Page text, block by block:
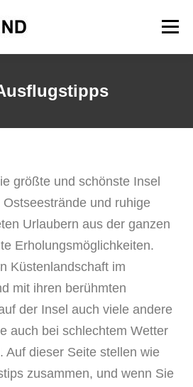
Menü
größte und schönste Insel
und ruhige
Urlaubern aus der ganzen
Erholungsmöglichkeiten.
Küstenlandschaft im
mit ihren berühmten
der Insel auch viele andere
auch bei schlechtem Wetter
Auf dieser Seite stellen wie
zusammen, und wenn Sie